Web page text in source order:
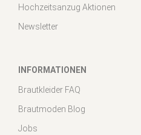
Hochzeitsanzug Aktionen
Newsletter
INFORMATIONEN
Brautkleider FAQ
Brautmoden Blog
Jobs